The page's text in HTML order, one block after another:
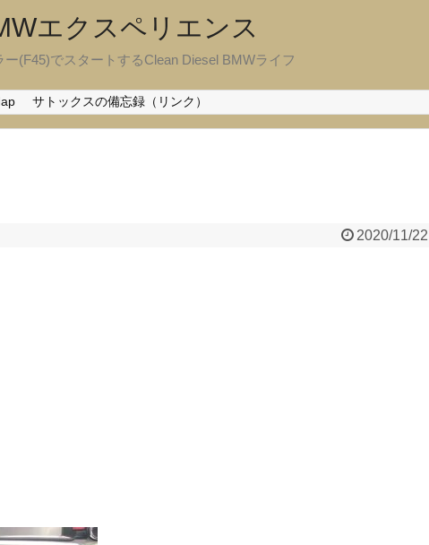
エクスペリエンス
(F45)でスタートするClean Diesel BMWライフ
サトックスの備忘録（リンク）
2020/11/22